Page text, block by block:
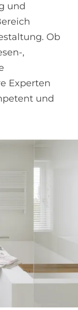
und
Ob
,
Experten
und